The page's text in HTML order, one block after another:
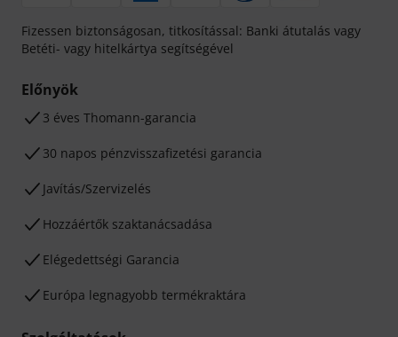
Fizessen biztonságosan, titkosítással: Banki átutalás vagy
Betéti- vagy hitelkártya segítségével
Előnyök
3 éves Thomann-garancia
30 napos pénzvisszafizetési garancia
Javítás/Szervizelés
Hozzáértők szaktanácsadása
Elégedettségi Garancia
Európa legnagyobb termékraktára